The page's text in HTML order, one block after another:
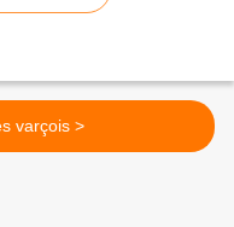
Grenoble Nice par les varçois >